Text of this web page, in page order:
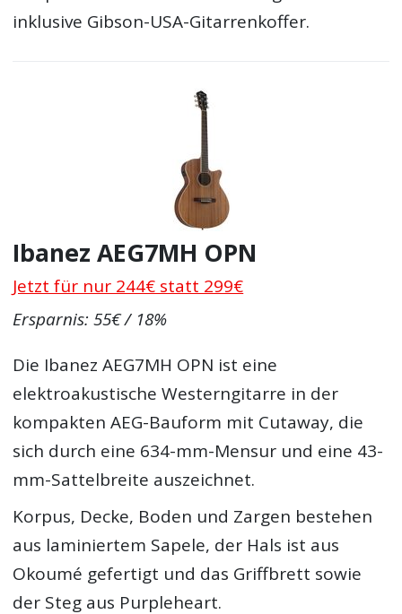
inklusive Gibson-USA-Gitarrenkoffer.
Ibanez AEG7MH OPN
Jetzt für nur 244€ statt 299€
Ersparnis: 55€ / 18%
Die Ibanez AEG7MH OPN ist eine
elektroakustische Westerngitarre in der
kompakten AEG-Bauform mit Cutaway, die
sich durch eine 634-mm-Mensur und eine 43-
mm-Sattelbreite auszeichnet.
Korpus, Decke, Boden und Zargen bestehen
aus laminiertem Sapele, der Hals ist aus
Okoumé gefertigt und das Griffbrett sowie
der Steg aus Purpleheart.